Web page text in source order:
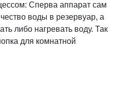
Сперва аппарат сам
воды в резервуар, а
либо нагревать воду. Так
для комнатной